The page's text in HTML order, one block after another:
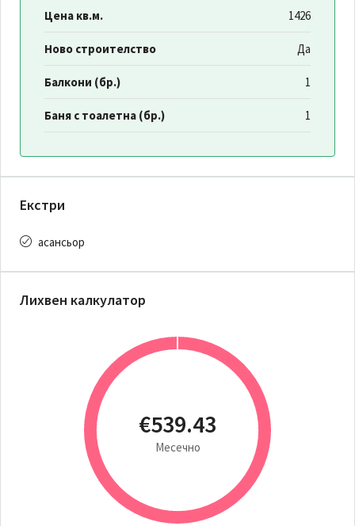
Цена кв.м. 1426
Ново строителство Да
Балкони (бр.) 1
Баня с тоалетна (бр.) 1
Екстри
асансьор
Лихвен калкулатор
€539.43
Месечно